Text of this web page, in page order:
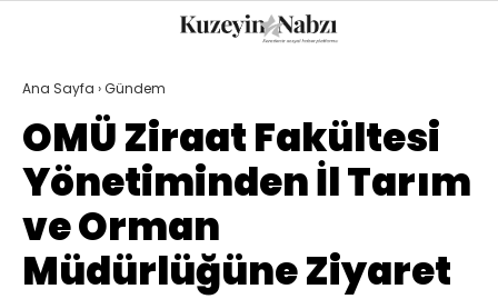
20.9
GALERİ YAZARLAR
GÜNDEM
EKONOMI
POLITIKA
Ana Sayfa ›Gündem
OMÜ Ziraat Fakültesi
Yönetiminden İl Tarım
ve Orman
Müdürlüğüne Ziyaret